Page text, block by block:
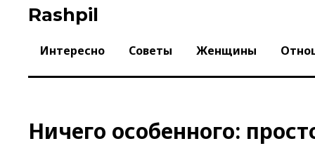
Rashpil
Интересно Советы Женщины
Ничего особенного: